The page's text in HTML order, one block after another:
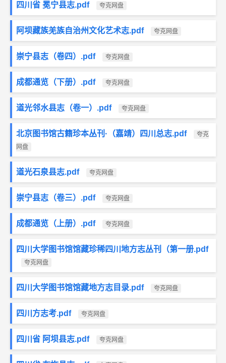
四川省 冕宁县志.pdf 夸克网盘
阿坝藏族羌族自治州文化艺术志.pdf 夸克网盘
崇宁县志（卷四）.pdf 夸克网盘
成都通览（下册）.pdf 夸克网盘
道光邻水县志（卷一）.pdf 夸克网盘
北京图书馆古籍珍本丛刊·（嘉靖）四川总志.pdf
夸克
网盘
道光石泉县志.pdf 夸克网盘
崇宁县志（卷三）.pdf 夸克网盘
成都通览（上册）.pdf 夸克网盘
四川大学图书馆馆藏珍稀四川地方志丛刊（第一册.pdf
夸克网盘
四川大学图书馆馆藏地方志目录.pdf 夸克网盘
四川方志考.pdf 夸克网盘
四川省 阿坝县志.pdf 夸克网盘